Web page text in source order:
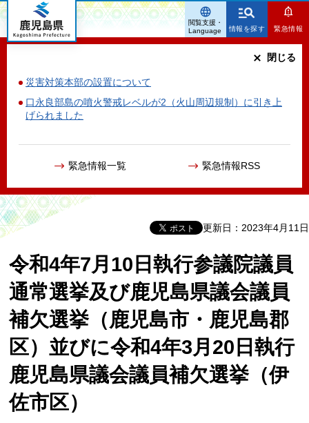
鹿児島県
情報を探す 緊急情報
災害対策本部の設置について
口永良部島の噴火警戒レベルが2（火山周辺規制）に引き上
げられました
緊急情報一覧 緊急情報RSS
閉じる
閲覧支援・
Language
更新日：2023年4月11日
令和4年7月10日執行参議院議員
通常選挙及び鹿児島県議会議員
補欠選挙（鹿児島市・鹿児島郡
区）並びに令和4年3月20日執行
鹿児島県議会議員補欠選挙（伊
佐市区）